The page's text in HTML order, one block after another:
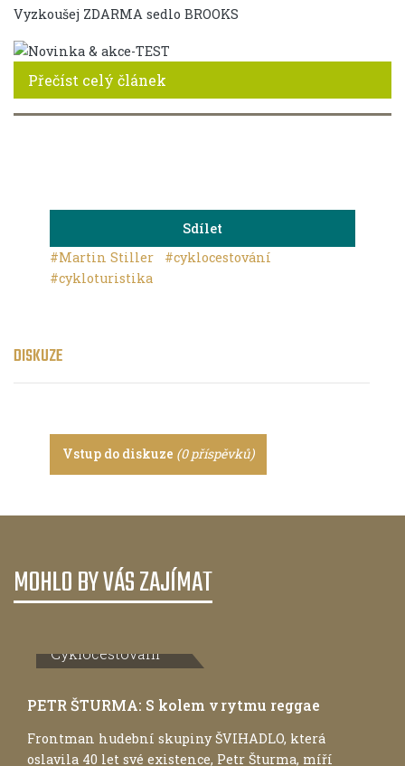
Vyzkoušej ZDARMA sedlo BROOKS
Přečíst celý článek
Sdílet
#Martin Stiller
#cyklocestování
#cykloturistika
DISKUZE
Vstup do diskuze (0 příspěvků)
MOHLO BY VÁS ZAJÍMAT
Cyklocestování
PETR ŠTURMA: S kolem v rytmu reggae
Frontman hudební skupiny ŠVIHADLO, která
oslavila 40 let své existence, Petr Šturma, míří